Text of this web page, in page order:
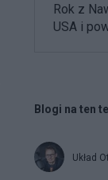
Rok z
USA i
Blogi na ten
Układ